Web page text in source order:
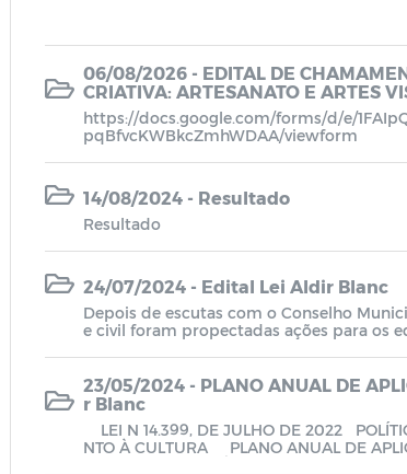
06/08/2026 - EDITAL DE
CRIATIVA: ARTESANATO E ARTES
https://docs.google.com/forms/d/e/
pqBfvcKWBkcZmhWDAA/viewform
14/08/2024 - Resultado
Resultado
24/07/2024 - Edital Lei Aldir Blanc
Depois de escutas com o Conselho
e civil foram propectadas ações para os
São Miguel de Taipu está dando um
r a cultura local. Editais culturais podem
grupos culturais mostrarem seu
ural e o desenvolvimento artístico.
23/05/2024 - PLANO ANUAL DE
r Blanc
NTO À CULTURA PLANO ANUAL DE APLICAÇÃO DOS RECURSOS SÃO MIGU